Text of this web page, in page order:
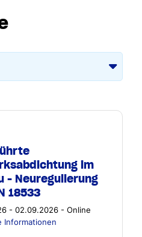
im
- Neuregulierung
18533
- 02.09.2026 - Online
Informationen